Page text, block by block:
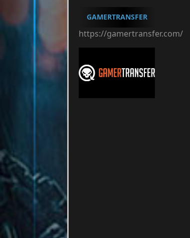
GAMERTRANSFER
https://gamertransfer.com/